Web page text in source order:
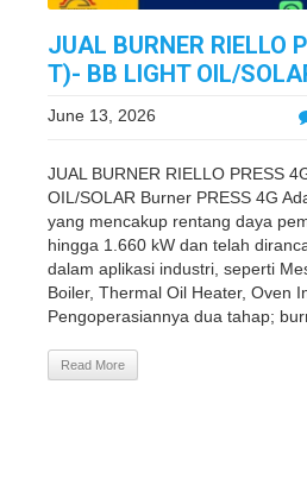
JUAL BURNER RIELLO
T)- BB LIGHT OIL/
June 13, 2026
JUAL BURNER RIELLO PRESS
OIL/SOLAR Burner PRESS 4G
yang mencakup rentang daya
hingga 1.660 kW dan telah
dalam aplikasi industri, seperti
Boiler, Thermal Oil Heater, Oven
Pengoperasiannya dua tahap;
Read More